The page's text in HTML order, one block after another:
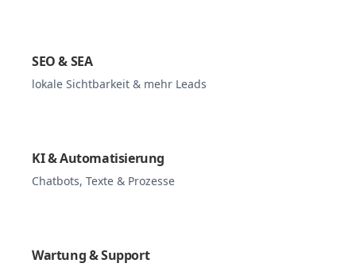
SEO & SEA
lokale Sichtbarkeit & mehr Leads
KI & Automatisierung
Chatbots, Texte & Prozesse
Wartung & Support